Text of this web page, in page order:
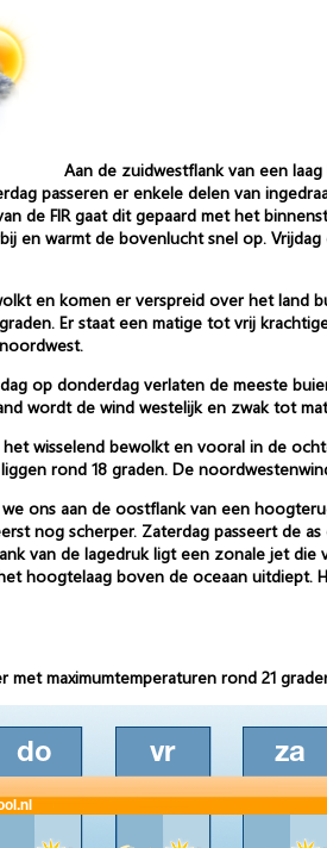
Aan de zuidwestflank van een
passeren er enkele delen van
de FIR gaat dit gepaard met het
en warmt de bovenlucht snel op.
en komen er verspreid over het land
Er staat een matige tot vrij
op donderdag verlaten de meeste
wordt de wind westelijk en zwak tot
wisselend bewolkt en vooral in de
rond 18 graden. De
ons aan de oostflank van een
nog scherper. Zaterdag passeert de
van de lagedruk ligt een zonale jet
hoogtelaag boven de oceaan
met maximumtemperaturen rond 21